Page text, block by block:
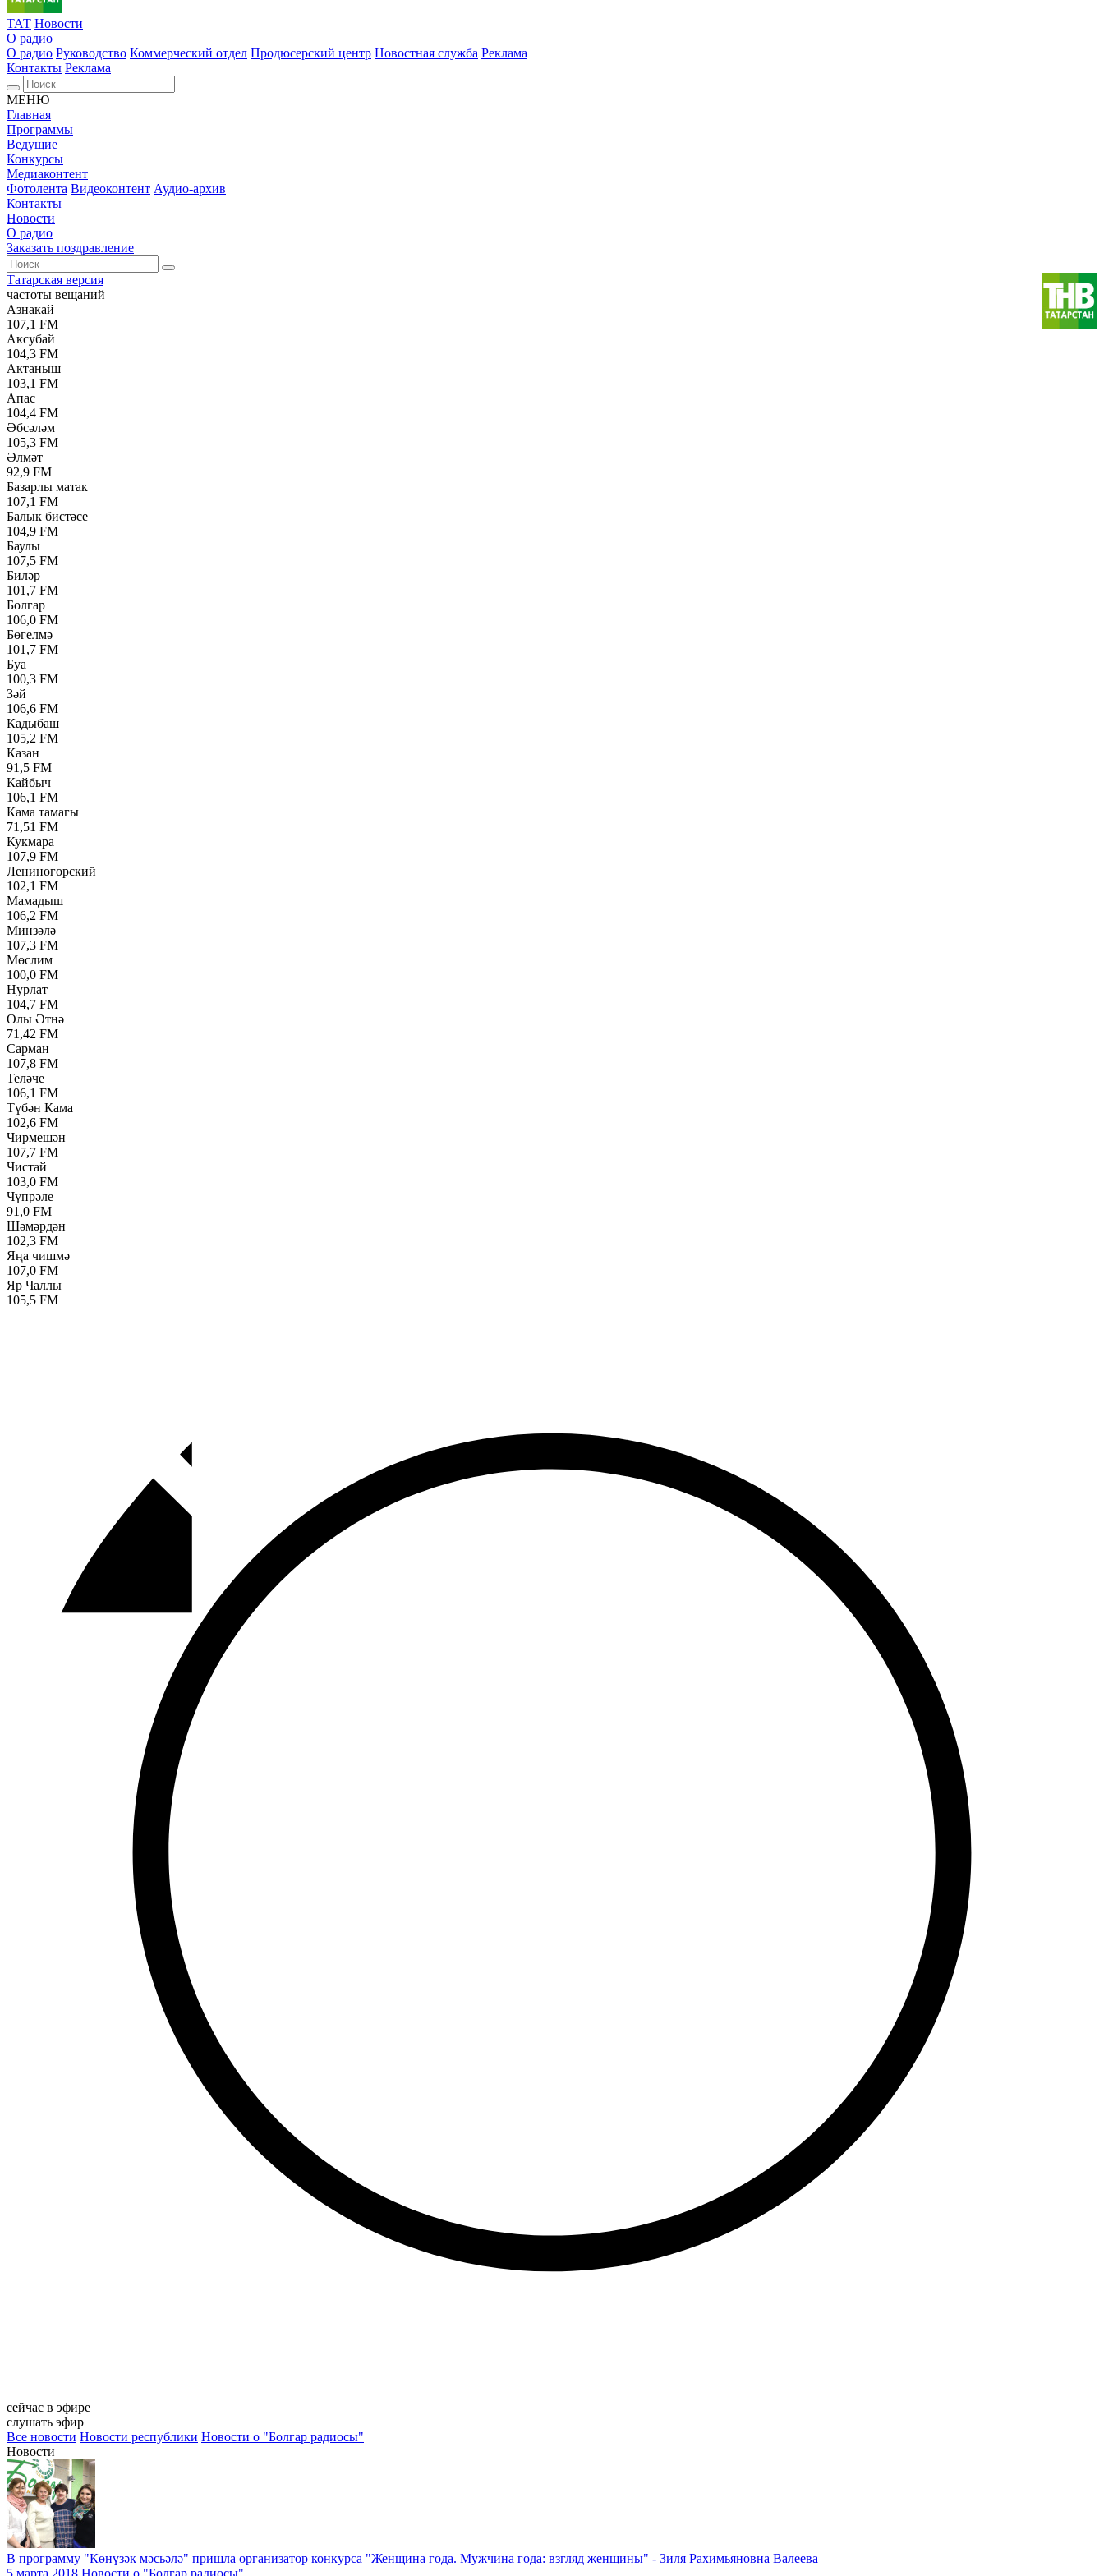
ТАТ Новости
О радио
О радио Руководство Коммерческий отдел Продюсерский центр Новостная служба Реклама
Контакты Реклама
МЕНЮ
Главная
Программы
Ведущие
Конкурсы
Медиаконтент
Фотолента Видеоконтент Аудио-архив
Контакты
Новости
О радио
Заказать поздравление
Татарская версия
частоты вещаний
Азнакай
107,1 FM
Аксубай
104,3 FM
Актаныш
103,1 FM
Апас
104,4 FM
Әбсәләм
105,3 FM
Әлмәт
92,9 FM
Базарлы матак
107,1 FM
Балык бистәсе
104,9 FM
Баулы
107,5 FM
Биләр
101,7 FM
Болгар
106,0 FM
Бөгелмә
101,7 FM
Буа
100,3 FM
Зәй
106,6 FM
Кадыбаш
105,2 FM
Казан
91,5 FM
Кайбыч
106,1 FM
Кама тамагы
71,51 FM
Кукмара
107,9 FM
Лениногорский
102,1 FM
Мамадыш
106,2 FM
Минзәлә
107,3 FM
Мөслим
100,0 FM
Нурлат
104,7 FM
Олы Әтнә
71,42 FM
Сарман
107,8 FM
Теләче
106,1 FM
Түбән Кама
102,6 FM
Чирмешән
107,7 FM
Чистай
103,0 FM
Чүпрәле
91,0 FM
Шәмәрдән
102,3 FM
Яңа чишмә
107,0 FM
Яр Чаллы
105,5 FM
сейчас в эфире
слушать эфир
Все новости Новости республики Новости о "Болгар радиосы"
Новости
В программу "Көнүзәк мәсьәлә" пришла организатор конкурса "Женщина года. Мужчина года: взгляд женщины" - Зиля Рахимьяновна Валеева